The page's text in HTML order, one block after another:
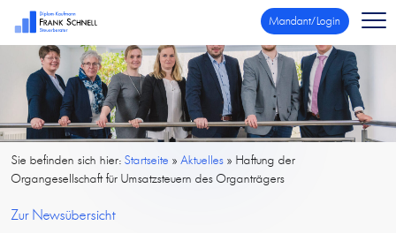
Mandant/Login
Sie befinden sich hier:Startseite »Aktuelles »Haftung der
Organgesellschaft für Umsatzsteuern des Organträgers
Zur Newsübersicht